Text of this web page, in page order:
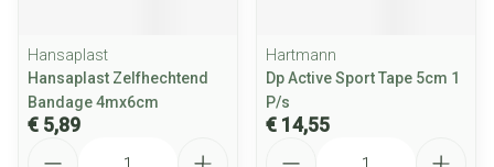
Hansaplast
Hansaplast Zelfhechtend
Bandage 4mx6cm
€ 5,89
Hartmann
Dp Active Sport Tape 5cm 1
P/s
€ 14,55